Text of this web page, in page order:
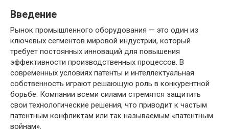
Введение
Рынок промышленного оборудования — это один из
ключевых сегментов мировой индустрии, который
требует постоянных инноваций для повышения
эффективности производственных процессов. В
современных условиях патенты и интеллектуальная
собственность играют решающую роль в конкурентной
борьбе. Компании всеми силами стремятся защитить
свои технологические решения, что приводит к частым
патентным конфликтам или так называемым «патентным
войнам».